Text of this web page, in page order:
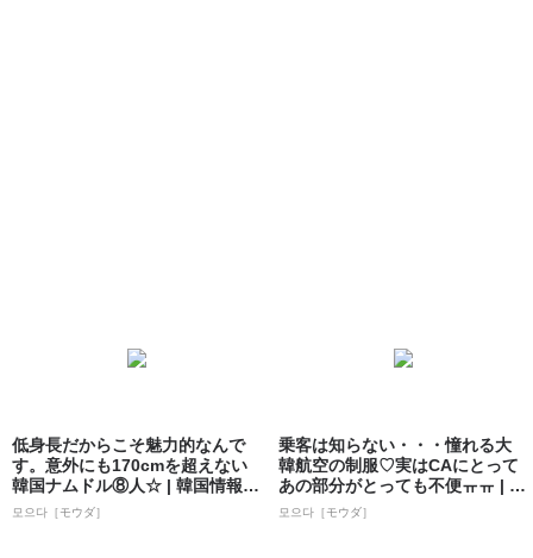
低身長だからこそ魅力的なんで
す。意外にも170cmを超えない
韓国ナムドル⑧人☆ | 韓国情報サ
イト...
모으다［モウダ］
乗客は知らない・・・憧れる大
韓航空の制服♡実はCAにとって
あの部分がとっても不便ㅠㅠ | 韓
国情報...
모으다［モウダ］